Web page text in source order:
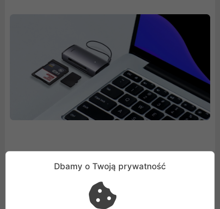
Kompaktowy i lekki
Zarówno opływowy kształt jak i kolorystyka oraz jakość
Dbamy o Twoją prywatność